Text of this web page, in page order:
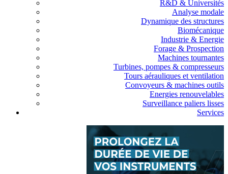
R&D & Universités
Analyse modale
Dynamique des structures
Biomécanique
Industrie & Energie
Forage & Prospection
Machines tournantes
Turbines, pompes & compresseurs
Tours aérauliques et ventilation
Convoyeurs & machines outils
Energies renouvelables
Surveillance paliers lisses
Services